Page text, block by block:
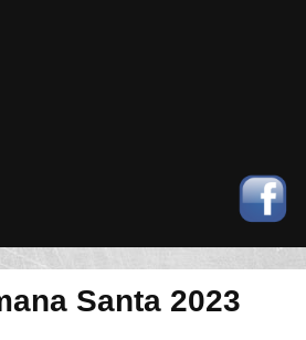
Santa 2023